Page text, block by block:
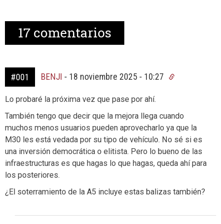
17 comentarios
#001 BENJI - 18 noviembre 2025 - 10:27
Lo probaré la próxima vez que pase por ahí.
También tengo que decir que la mejora llega cuando
muchos menos usuarios pueden aprovecharlo ya que la
M30 les está vedada por su tipo de vehículo. No sé si es
una inversión democrática o elitista. Pero lo bueno de las
infraestructuras es que hagas lo que hagas, queda ahí para
los posteriores.
¿El soterramiento de la A5 incluye estas balizas también?